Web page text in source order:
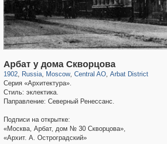
Арбат у дома Скворцова
1902, Russia
1,406,840 29,243
, Moscow
319,861 8,286
, Central AO
160,009 5,916
, Arbat District
13,485
Серия «Архитектура».
Стиль: эклектика.
Паправление: Северный Ренессанс.
Подписи на открытке:
«Москва, Арбат, дом № 30 Скворцова»,
«Архит. А. Остроградский»